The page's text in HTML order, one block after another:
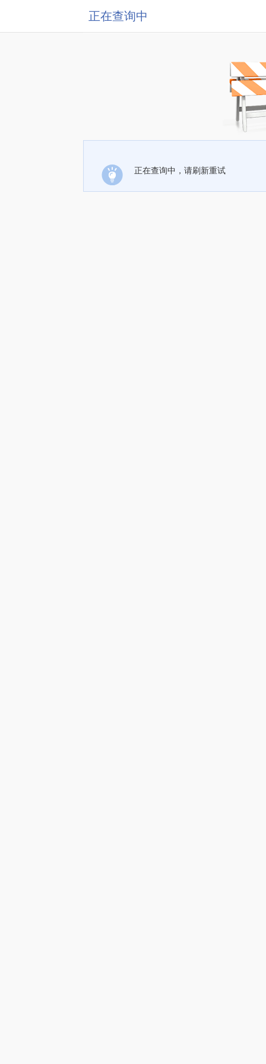
正在查询中
正在查询中，请刷新重试